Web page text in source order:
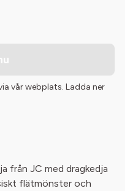
vår webplats. Ladda ner
från JC med dragkedja
flätmönster och